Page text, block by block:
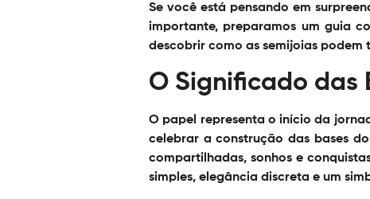
Se você está pensando em
importante, preparamos um guia
descobrir como as semijoias podem
O Significado das
O papel representa o início da
celebrar a construção das bases
compartilhadas, sonhos e
simples, elegância discreta e um